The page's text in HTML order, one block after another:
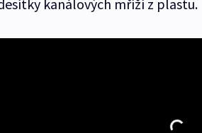
kanálových mříží z plastu.